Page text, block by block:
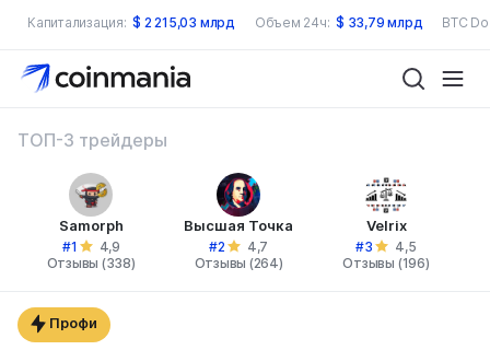
Капитализация: $ 2 215,03 млрд Объем 24ч: $ 33,79 млрд BTC
ТОП-3 трейдеры
Samorph
#1
4,9
Отзывы (338)
Высшая Точка
#2
4,7
Отзывы (264)
Velrix
#3
4,5
Отзывы (196)
Профи